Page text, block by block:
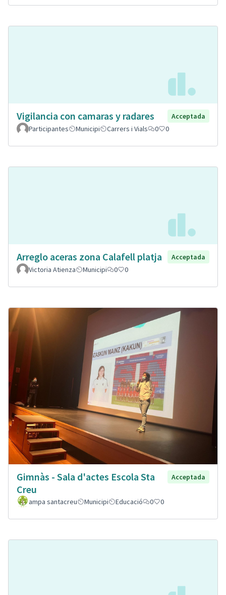
Vigilancia con camaras y radares
Acceptada
Participantes
Municipi Carrers i Vials 0 0
Arreglo aceras zona Calafell platja
Acceptada
Victoria Atienza
Municipi 0 0
Gimnàs - Sala d'actes Escola Sta
Creu
Acceptada
ampa santacreu Municipi Educació 0 0